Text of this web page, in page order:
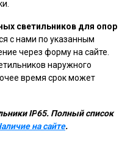
светильников для опор
с нами по указанным
через форму на сайте.
наружного
время срок может
IP65. Полный список
на сайте.